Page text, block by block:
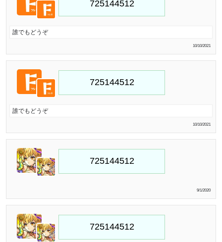
誰でもどうぞ
10/10/2021
誰でもどうぞ
10/10/2021
9/1/2020